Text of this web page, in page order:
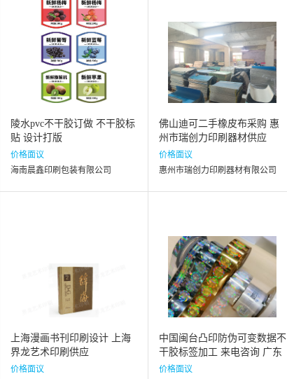
陵水pvc不干胶订做 不干胶标
贴 设计打版
价格面议
海南晨鑫印刷包装有限公司
佛山迪可二手橡皮布采购 惠
州市瑞创力印刷器材供应
价格面议
惠州市瑞创力印刷器材有限公司
上海漫画书刊印刷设计 上海
界龙艺术印刷供应
价格面议
中国闽台凸印防伪可变数据不
干胶标签加工 来电咨询 广东
冠扬标签印刷供应
价格面议